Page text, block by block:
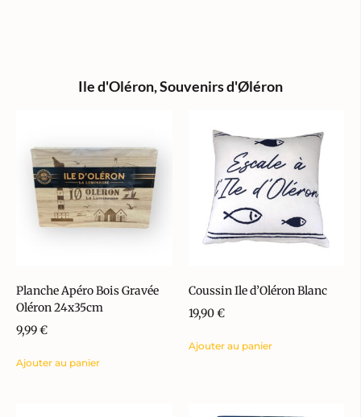
Ile d'Oléron,Souvenirs d'Øléron
Planche Apéro Bois Gravée
Oléron 24x35cm
9,99€
Ajouter au panier
Coussin Ile d’Oléron Blanc
19,90€
Ajouter au panier